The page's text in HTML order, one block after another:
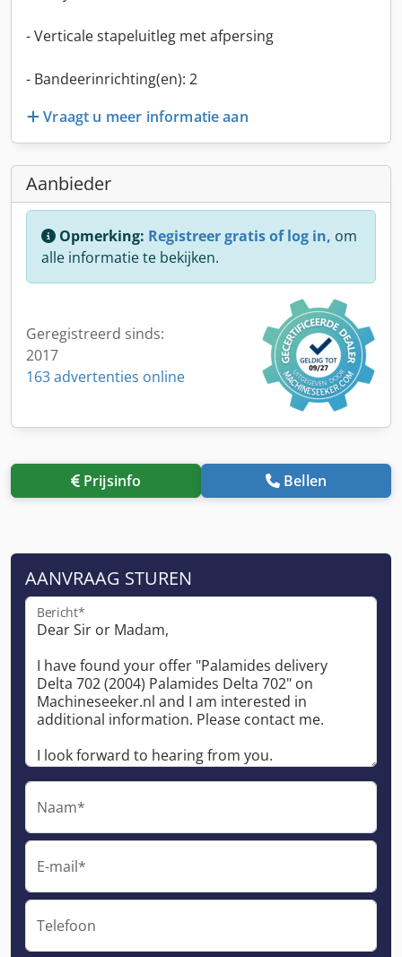
- Verticale stapeluitleg met afpersing
- Bandeerinrichting(en): 2
Vraagt u meer informatie aan
Aanbieder
Opmerking: Registreer gratis of log in, om
alle informatie te bekijken.
Geregistreerd sinds:
2017
163 advertenties online
Prijsinfo Bellen
AANVRAAG STUREN
Bericht*
Naam*
E-mail*
Telefoon